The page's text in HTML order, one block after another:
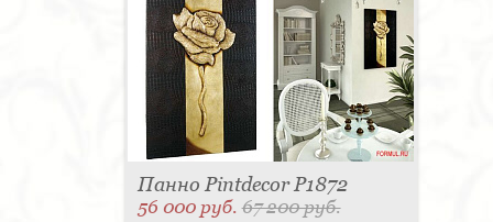
Панно Pintdecor P1872
56 000 руб.67 200 руб.